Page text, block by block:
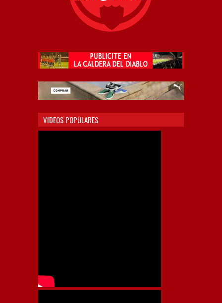
VIDEOS POPULARES